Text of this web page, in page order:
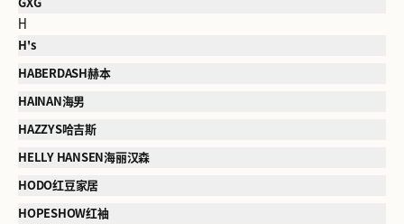
GXG
H
H's
HABERDASH赫本
HAINAN海男
HAZZYS哈吉斯
HELLY HANSEN海丽汉森
HODO红豆家居
HOPESHOW红袖